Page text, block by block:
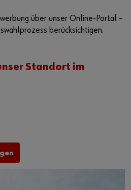
über unser Online-Portal –
berücksichtigen.
Standort im